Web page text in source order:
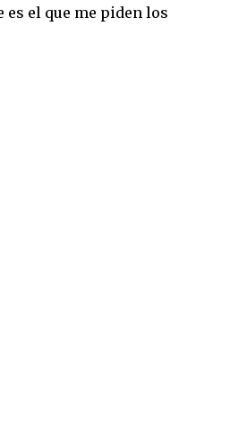
es el que me piden los